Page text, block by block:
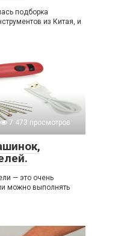
подборка
из Китая, и
7 473 просмотров
— это очень
можно выполнять